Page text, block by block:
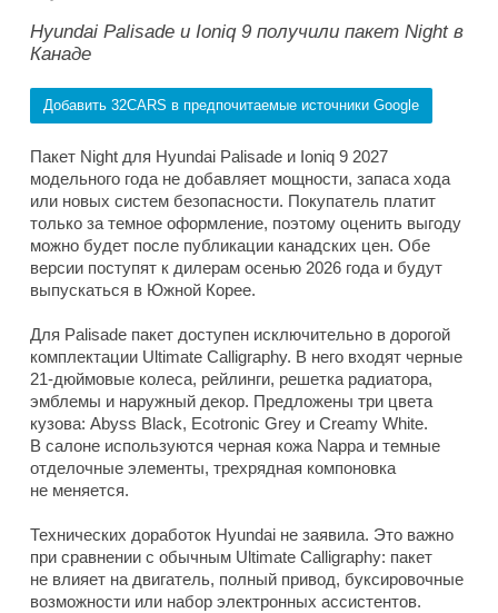
Hyundai Palisade и Ioniq 9 получили пакет Night в
Канаде
Добавить 32CARS в предпочитаемые источники Google
Пакет Night для Hyundai Palisade и Ioniq 9 2027
модельного года не добавляет мощности, запаса хода
или новых систем безопасности. Покупатель платит
только за темное оформление, поэтому оценить выгоду
можно будет после публикации канадских цен. Обе
версии поступят к дилерам осенью 2026 года и будут
выпускаться в Южной Корее.
Для Palisade пакет доступен исключительно в дорогой
комплектации Ultimate Calligraphy. В него входят черные
21-дюймовые колеса, рейлинги, решетка радиатора,
эмблемы и наружный декор. Предложены три цвета
кузова: Abyss Black, Ecotronic Grey и Creamy White.
В салоне используются черная кожа Nappa и темные
отделочные элементы, трехрядная компоновка
не меняется.
Технических доработок Hyundai не заявила. Это важно
при сравнении с обычным Ultimate Calligraphy: пакет
не влияет на двигатель, полный привод, буксировочные
возможности или набор электронных ассистентов.